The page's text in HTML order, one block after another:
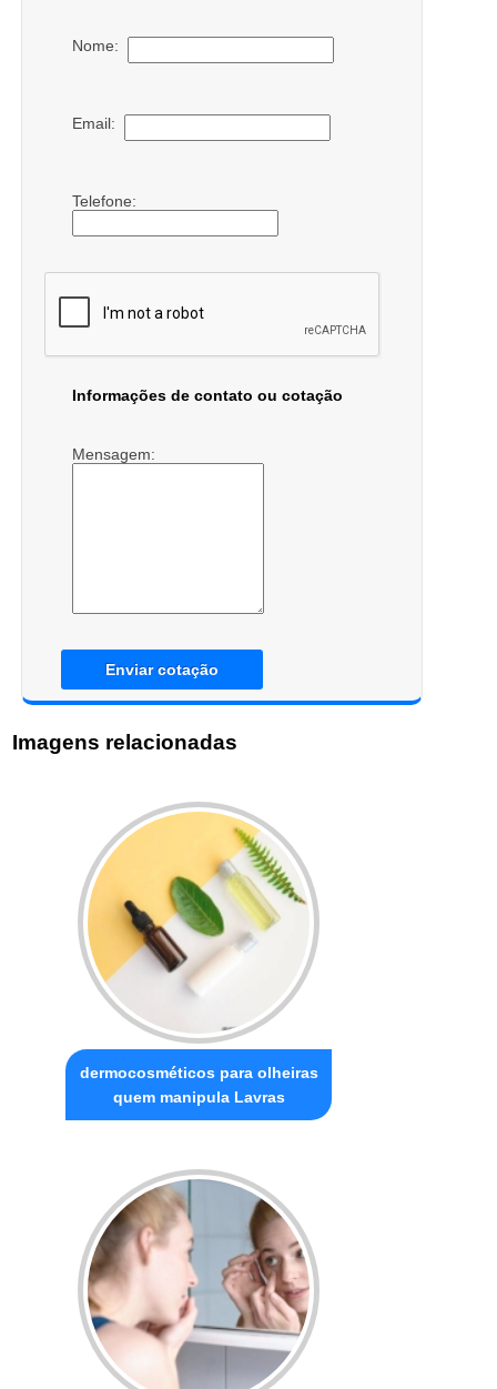
Nome:
Email:
Telefone:
Informações de contato ou cotação
Mensagem:
Enviar cotação
Imagens relacionadas
dermocosméticos para olheiras
quem manipula Lavras